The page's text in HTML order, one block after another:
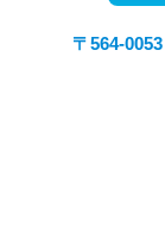
〒564-